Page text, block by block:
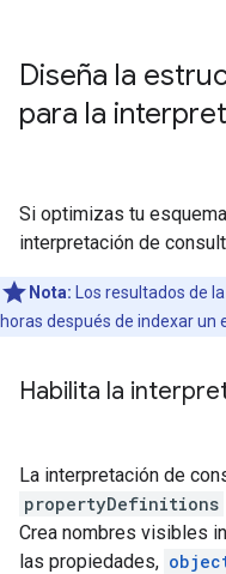
Diseña la
para la
Si optimizas tu
interpretación de
Nota: Los resultados de
horas después de indexar un
Habilita la
La interpretación de
propertyDefinitions
Crea nombres visibles
las propiedades,